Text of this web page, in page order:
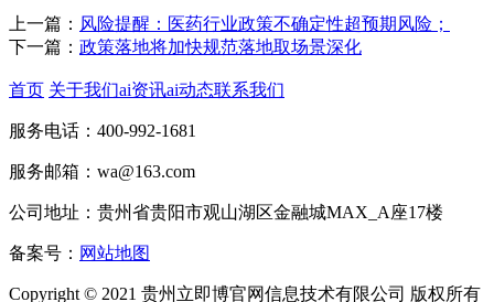
上一篇： 风险提醒：医药行业政策不确定性超预期风险；
下一篇： 政策落地将加快规范落地取场景深化
首页 关于我们ai资讯ai动态联系我们
服务电话：400-992-1681
服务邮箱：wa@163.com
公司地址：贵州省贵阳市观山湖区金融城MAX_A座17楼
备案号： 网站地图
Copyright © 2021 贵州立即博官网信息技术有限公司 版权所有